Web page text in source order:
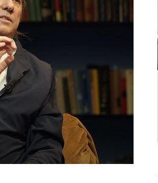
что существует
замок, тигра
топ-7 самых
площадок для
досуга в Москве